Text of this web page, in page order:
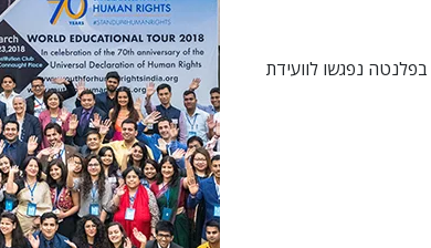
נפגשו לוועידת